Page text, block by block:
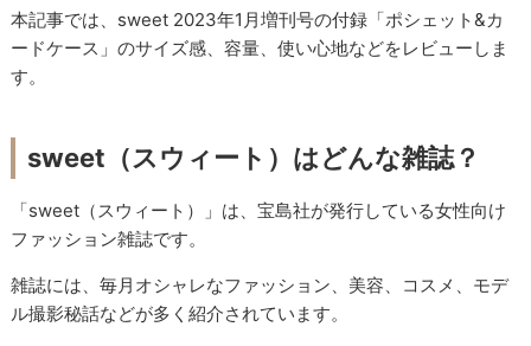
本記事では、sweet 2023年1月増刊号の付録「ポシェット&カ
ードケース」のサイズ感、容量、使い心地などをレビューしま
す。
sweet（スウィート）はどんな雑誌？
「sweet（スウィート）」は、宝島社が発行している女性向け
ファッション雑誌です。
雑誌には、毎月オシャレなファッション、美容、コスメ、モデ
ル撮影秘話などが多く紹介されています。